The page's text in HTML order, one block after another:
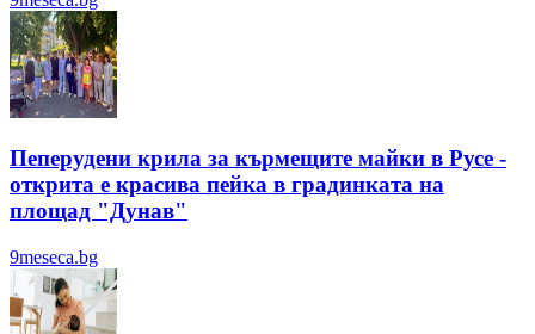
Пеперудени крила за кърмещите майки в Русе -
открита е красива пейка в градинката на
площад "Дунав"
9meseca.bg